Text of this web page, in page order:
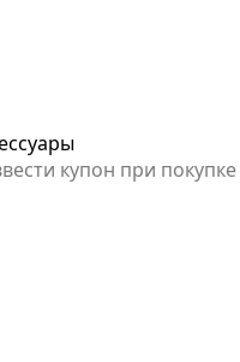
купон при
скидками и